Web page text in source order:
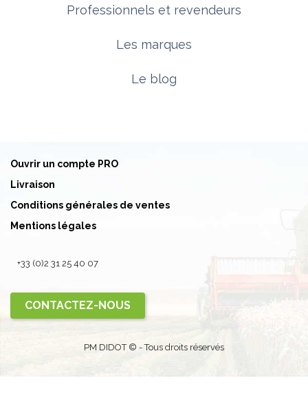
Professionnels et revendeurs
Les marques
Le blog
Ouvrir un compte PRO
Livraison
Conditions générales de ventes
Mentions légales
+33 (0)2 31 25 40 07
CONTACTEZ-NOUS
PM DIDOT © - Tous droits réservés